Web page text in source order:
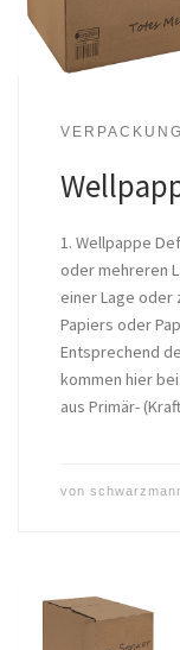
1. Wellpappe
oder mehreren
einer Lage oder
Papiers oder
Entsprechend
kommen hier
aus Primär-
von